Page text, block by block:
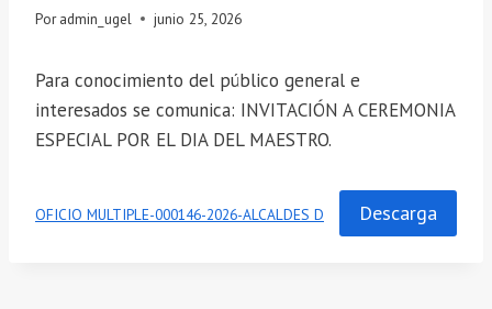
Por admin_ugel junio 25, 2026
Para conocimiento del público general e
interesados se comunica: INVITACIÓN A CEREMONIA
ESPECIAL POR EL DIA DEL MAESTRO.
OFICIO MULTIPLE-000146-2026-ALCALDES D Descarga